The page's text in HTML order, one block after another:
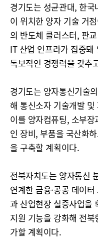
경기도는 성균관대, 한
이 위치한 양자 기술 거
의 반도체 클러스터, 판
IT 산업 인프라가 집중돼
독보적인 경쟁력을 갖추
경기도는 양자통신기술
해 통신소자 기술개발
이를 양자컴퓨팅, 소부
인 장비, 부품을 국산화
을 구축할 계획이다.
전북자치도는 양자통신
연계한 금융·공공 데이
과 산업현장 실증사업을
지원 기능을 강화해 전
가할 계획이다.